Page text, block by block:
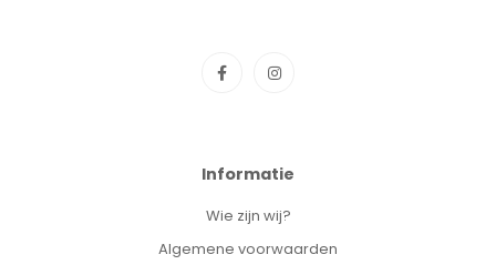
Informatie
Wie zijn wij?
Algemene voorwaarden